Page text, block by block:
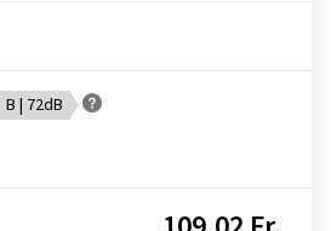
B | 72dB